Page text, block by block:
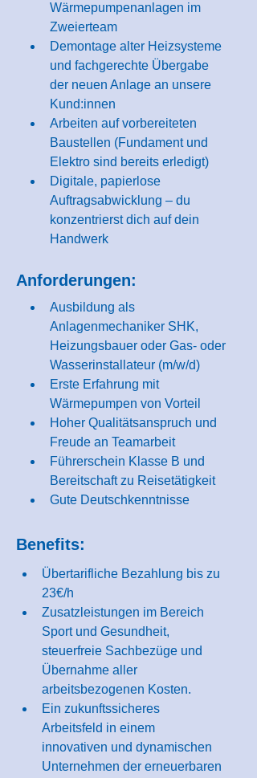
Wärmepumpenanlagen im
Zweierteam
Demontage alter Heizsysteme
und fachgerechte Übergabe
der neuen Anlage an unsere
Kund:innen
Arbeiten auf vorbereiteten
Baustellen (Fundament und
Elektro sind bereits erledigt)
Digitale, papierlose
Auftragsabwicklung – du
konzentrierst dich auf dein
Handwerk
Anforderungen:
Ausbildung als
Anlagenmechaniker SHK,
Heizungsbauer oder Gas- oder
Wasserinstallateur (m/w/d)
Erste Erfahrung mit
Wärmepumpen von Vorteil
Hoher Qualitätsanspruch und
Freude an Teamarbeit
Führerschein Klasse B und
Bereitschaft zu Reisetätigkeit
Gute Deutschkenntnisse
Benefits:
Übertarifliche Bezahlung bis zu
23€/h
Zusatzleistungen im Bereich
Sport und Gesundheit,
steuerfreie Sachbezüge und
Übernahme aller
arbeitsbezogenen Kosten.
Ein zukunftssicheres
Arbeitsfeld in einem
innovativen und dynamischen
Unternehmen der erneuerbaren